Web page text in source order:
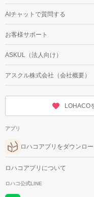
AIチャットで質問する
お客様サポート
ASKUL（法人向け）
アスクル株式会社（会社概要）
LOHACO
アプリ
ロハコアプリをダウンロ
ロハコアプリについて
ロハコ公式LINE